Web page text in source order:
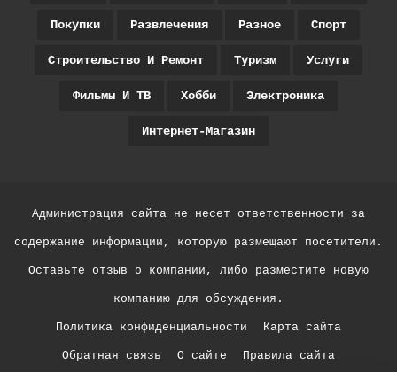
Покупки Развлечения Разное Спорт
Строительство И Ремонт Туризм Услуги
Фильмы И ТВ Хобби Электроника
Интернет-Магазин
Администрация сайта не несет ответственности за
содержание информации, которую размещают посетители.
Оставьте отзыв о компании, либо разместите новую
компанию для обсуждения.
Политика конфиденциальности Карта сайта
Обратная связь О сайте Правила сайта